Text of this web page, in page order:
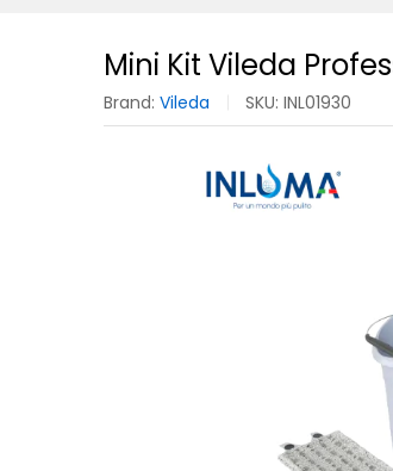
Mini Kit Vileda
Brand: Vileda SKU: INL01930